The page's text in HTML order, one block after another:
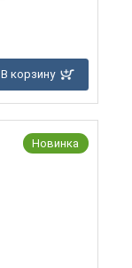
В корзину
Новинка